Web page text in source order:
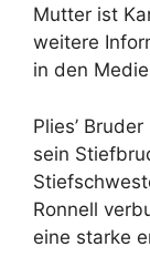
Mutter ist
weitere
in den
Plies’
sein
Ronnell
eine starke